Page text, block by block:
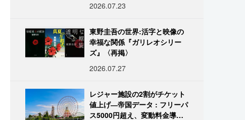
2026.07.23
東野圭吾の世界:活字と映像の
幸福な関係『ガリレオシリー
ズ』〈再掲〉
2026.07.27
レジャー施設の2割がチケット
値上げ―帝国データ : フリーパ
ス5000円超え、変動料金導入